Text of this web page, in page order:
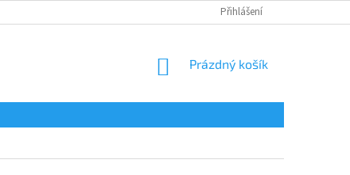
Přihlášení
NÁKUPNÍ
Prázdný košík